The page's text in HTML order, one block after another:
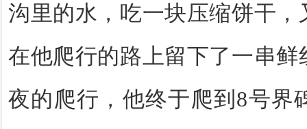
沟里的水，吃一块压缩饼干
在他爬行的路上留下了一串
夜的爬行，他终于爬到 8号界